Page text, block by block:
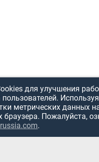
для улучшения
метрических данных
браузера. Пожалуйста,
.